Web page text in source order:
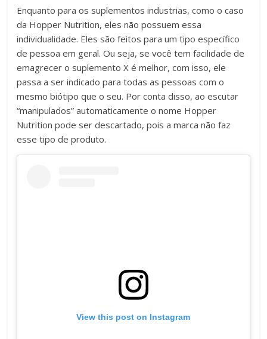
Enquanto para os suplementos industrias, como o caso
da Hopper Nutrition, eles não possuem essa
individualidade. Eles são feitos para um tipo específico
de pessoa em geral. Ou seja, se você tem facilidade de
emagrecer o suplemento X é melhor, com isso, ele
passa a ser indicado para todas as pessoas com o
mesmo biótipo que o seu. Por conta disso, ao escutar
“manipulados” automaticamente o nome Hopper
Nutrition pode ser descartado, pois a marca não faz
esse tipo de produto.
View this post on Instagram